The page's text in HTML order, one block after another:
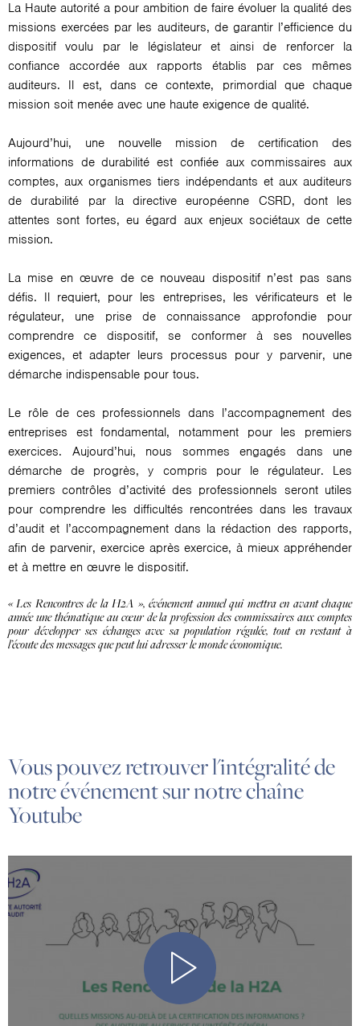
La Haute autorité a pour ambition de faire évoluer la qualité des
missions exercées par les auditeurs, de garantir l’efficience du
dispositif voulu par le législateur et ainsi de renforcer la
confiance accordée aux rapports établis par ces mêmes
auditeurs. Il est, dans ce contexte, primordial que chaque
mission soit menée avec une haute exigence de qualité.
Aujourd’hui, une nouvelle mission de certification des
informations de durabilité est confiée aux commissaires aux
comptes, aux organismes tiers indépendants et aux auditeurs
de durabilité par la directive européenne CSRD, dont les
attentes sont fortes, eu égard aux enjeux sociétaux de cette
mission.
La mise en œuvre de ce nouveau dispositif n’est pas sans
défis. Il requiert, pour les entreprises, les vérificateurs et le
régulateur, une prise de connaissance approfondie pour
comprendre ce dispositif, se conformer à ses nouvelles
exigences, et adapter leurs processus pour y parvenir, une
démarche indispensable pour tous.
Le rôle de ces professionnels dans l’accompagnement des
entreprises est fondamental, notamment pour les premiers
exercices. Aujourd’hui, nous sommes engagés dans une
démarche de progrès, y compris pour le régulateur. Les
premiers contrôles d’activité des professionnels seront utiles
pour comprendre les difficultés rencontrées dans les travaux
d’audit et l’accompagnement dans la rédaction des rapports,
afin de parvenir, exercice après exercice, à mieux appréhender
et à mettre en œuvre le dispositif.
« Les Rencontres de la H2A », événement annuel qui mettra en avant chaque
année une thématique au cœur de la profession des commissaires aux comptes
pour développer ses échanges avec sa population régulée, tout en restant à
l’écoute des messages que peut lui adresser le monde économique.
Vous pouvez retrouver l'intégralité de
notre événement sur notre chaîne
Youtube